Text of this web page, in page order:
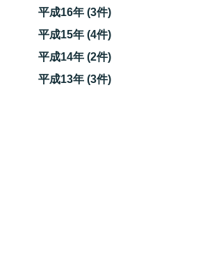
平成16年 (3件)
平成15年 (4件)
平成14年 (2件)
平成13年 (3件)